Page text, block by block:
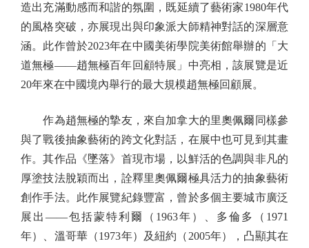
造出充滿動感而和諧的氛圍，既延續了藝術家1980年代
的風格突破，亦展現出與印象派大師精神對話的深層意
涵。此作曾於2023年在中國美術學院美術館舉辦的「大
道無極——趙無極百年回顧特展」中亮相，該展覽是近
20年來在中國境內舉行的最大規模趙無極回顧展。
作為趙無極的摯友，來自加拿大的里奧佩爾同樣參
與了戰後抽象藝術的跨文化對話，在展中也可見到其畫
作。其作品《墜落》首現市場，以鮮活的色調與非凡的
厚塗技法脫穎而出，詮釋里奧佩爾極具活力的抽象藝術
創作手法。此作展覽紀錄豐富，曾於多個主要城市廣泛
展出——包括蒙特利爾（1963年）、多倫多（1971
年）、溫哥華（1973年）及紐約（2005年），凸顯其在